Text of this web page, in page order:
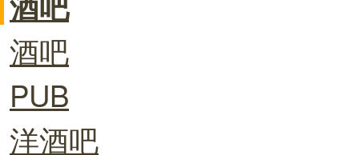
酒吧
PUB
洋酒吧